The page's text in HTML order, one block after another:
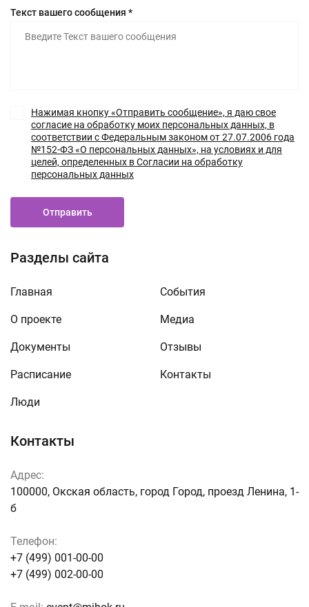
Контакты
Адрес:
100000, Окская область, город Город, проезд Ленина, 1-
б
Телефон:
+7 (499) 001-00-00
+7 (499) 002-00-00
Разделы сайта
Главная
О проекте
Документы
Расписание
Люди
События
Медиа
Отзывы
Контакты
Текст вашего сообщения *
Нажимая кнопку «Отправить сообщение», я даю свое
согласие на обработку моих персональных данных, в
соответствии с Федеральным законом от 27.07.2006 года
№152-ФЗ «О персональных данных», на условиях и для
целей, определенных в Согласии на обработку
персональных данных
Отправить